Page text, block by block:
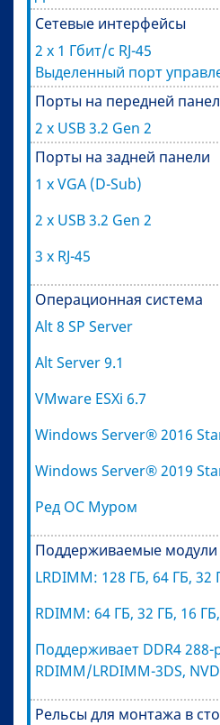
Сетевые интерфейсы
2 x 1 Гбит/с RJ-45
Выделенный порт
Порты на передней
2 х USB 3.2 Gen 2
Порты на задней панели
1 x VGA (D-Sub)
2 х USB 3.2 Gen 2
3 x RJ-45
Операционная система
Alt 8 SP Server
Alt Server 9.1
VMware ESXi 6.7
Windows Server® 2016
Windows Server® 2019
Ред OС Муром
Поддерживаемые модули
LRDIMM: 128 ГБ, 64 ГБ, 32
RDIMM: 64 ГБ, 32 ГБ, 16
Поддерживает DDR4 288-
RDIMM/LRDIMM-3DS,
Рельсы для монтажа в